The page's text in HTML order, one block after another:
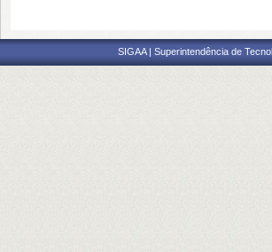
SIGAA | Superintendência de